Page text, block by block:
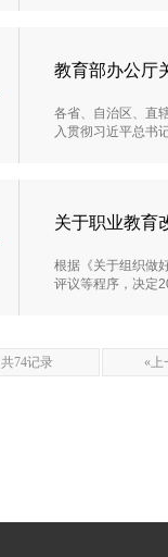
教育部办公厅
各省、自治区、直
入贯彻习近平总书
关于职业教育
根据《关于组织做
评议等程序，决定
共74记录 «上